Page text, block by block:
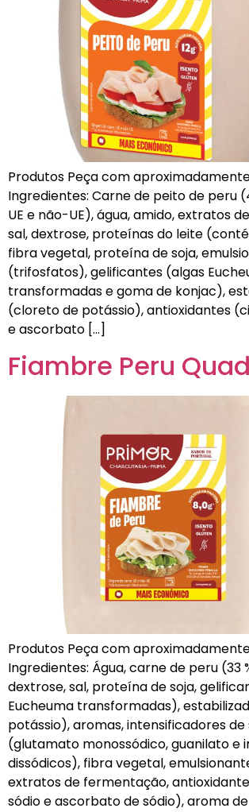
Produtos Peça com
Ingredientes: Carne de peito de peru
UE e não-UE), água, amido, extratos
sal, dextrose, proteínas do leite
fibra vegetal, proteína de soja,
(trifosfatos), gelificantes (algas
transformadas e goma de konjac),
(cloreto de potássio), antioxidantes
e ascorbato […]
Fiambre Peru
Produtos Peça com
Ingredientes: Água, carne de peru (33
dextrose, sal, proteína de soja,
Eucheuma transformadas),
potássio), aromas, intensificadores
(glutamato monossódico, guanilato e
dissódicos), fibra vegetal,
extratos de fermentação,
sódio e ascorbato de sódio), aroma